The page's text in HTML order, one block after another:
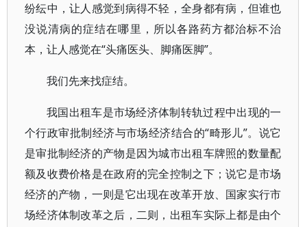
纷纭中，让人感觉到病得不轻，全身都有病，但谁也
没说清病的症结在哪里，所以各路药方都治标不治
本，让人感觉在“头痛医头、脚痛医脚”。
我们先来找症结。
我国出租车是市场经济体制转轨过程中出现的一
个行政审批制经济与市场经济结合的“畸形儿”。说它
是审批制经济的产物是因为城市出租车牌照的数量配
额及收费价格是在政府的完全控制之下；说它是市场
经济的产物，一则是它出现在改革开放、国家实行市
场经济体制改革之后，二则，出租车实际上都是由个